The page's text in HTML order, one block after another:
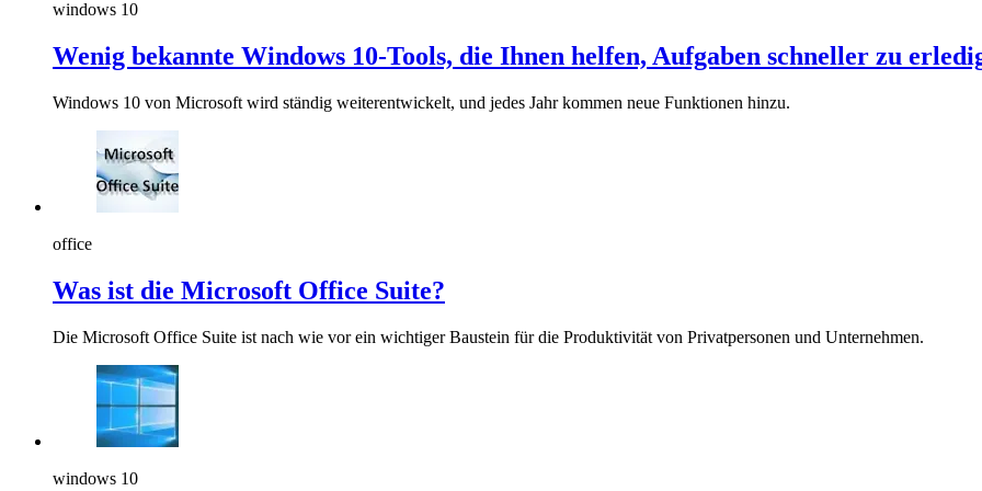
windows 10
Wenig bekannte Windows 10-Tools, die Ihnen helfen, Aufgaben schneller zu
Windows 10 von Microsoft wird ständig weiterentwickelt, und jedes Jahr kommen neue Funktionen hinzu.
office
Was ist die Microsoft Office Suite?
Die Microsoft Office Suite ist nach wie vor ein wichtiger Baustein für die Produktivität von Privatpersonen und Unternehmen.
windows 10